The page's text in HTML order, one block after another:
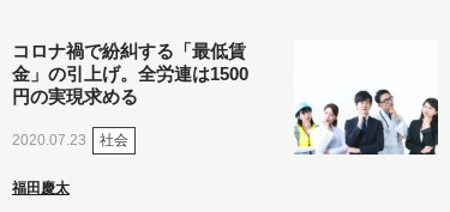
コロナ禍で紛糾する「最低賃
金」の引上げ。全労連は1500
円の実現求める
2020.07.23 社会
福田慶太